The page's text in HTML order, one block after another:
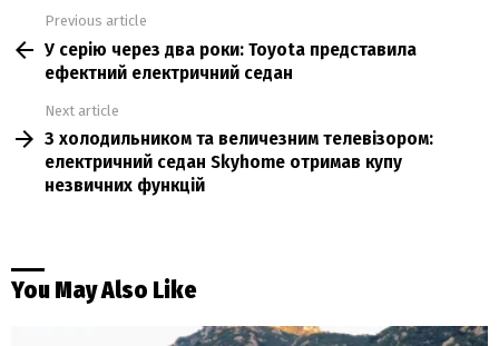
more
Previous article
У серію через два роки: Toyota представила
ефектний електричний седан
Next article
З холодильником та величезним телевізором:
електричний седан Skyhome отримав купу
незвичних функцій
You May Also Like